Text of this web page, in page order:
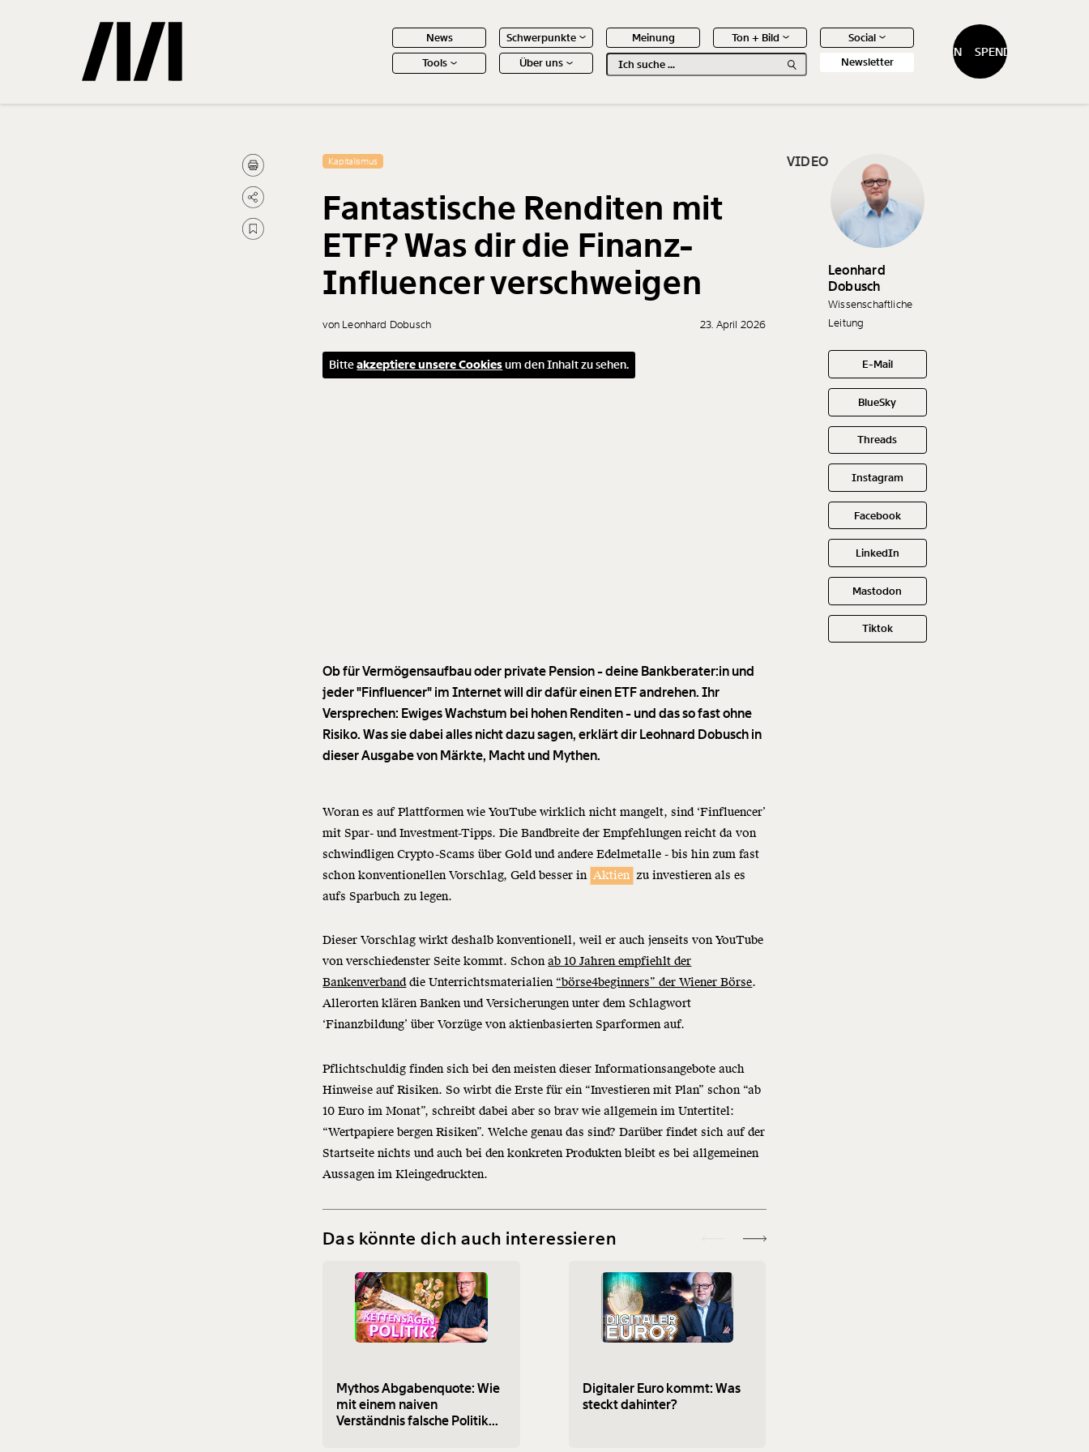
News Schwerpunkte Meinung Ton + Bild
Social
Tools
Über uns Newsletter
SPENDEN SPENDEN
Gemerkte Inhalte
Treffer Artikel
Kapitalismus
Fantastische Renditen mit
ETF? Was dir die Finanz-
Influencer verschweigen
von Leonhard Dobusch 23. April 2026
Bitteakzeptiere unsere Cookiesum den Inhalt zu sehen.
Ob für Vermögensaufbau oder private Pension - deine Bankberater:in und
jeder "Finfluencer" im Internet will dir dafür einen ETF andrehen. Ihr
Versprechen: Ewiges Wachstum bei hohen Renditen - und das so fast ohne
Risiko. Was sie dabei alles nicht dazu sagen, erklärt dir Leohnard Dobusch in
dieser Ausgabe von Märkte, Macht und Mythen.
Woran es auf Plattformen wie YouTube wirklich nicht mangelt, sind ‘Finfluencer’
mit Spar- und Investment-Tipps. Die Bandbreite der Empfehlungen reicht da von
schwindligen Crypto-Scams über Gold und andere Edelmetalle - bis hin zum fast
schon konventionellen Vorschlag, Geld besser in Aktien zu investieren als es
aufs Sparbuch zu legen.
Dieser Vorschlag wirkt deshalb konventionell, weil er auch jenseits von YouTube
von verschiedenster Seite kommt. Schonab 10 Jahren empfiehlt der
Bankenverbanddie Unterrichtsmaterialien “börse4beginners” der Wiener Börse.
Allerorten klären Banken und Versicherungen unter dem Schlagwort
‘Finanzbildung’ über Vorzüge von aktienbasierten Sparformen auf.
Pflichtschuldig finden sich bei den meisten dieser Informationsangebote auch
Hinweise auf Risiken. So wirbt die Erste für ein “Investieren mit Plan” schon “ab
10 Euro im Monat”, schreibt dabei aber so brav wie allgemein im Untertitel:
“Wertpapiere bergen Risiken”. Welche genau das sind? Darüber findet sich auf der
Startseite nichts und auch bei den konkreten Produkten bleibt es bei allgemeinen
Aussagen im Kleingedruckten.
Das könnte dich auch interessieren
Mythos Abgabenquote: Wie
mit einem naiven
Verständnis falsche Politik
Digitaler Euro kommt: Was
steckt dahinter?
VIDEO
Leonhard
Dobusch
Wissenschaftliche
Leitung
E-Mail
BlueSky
Threads
Instagram
Facebook
LinkedIn
Mastodon
Tiktok